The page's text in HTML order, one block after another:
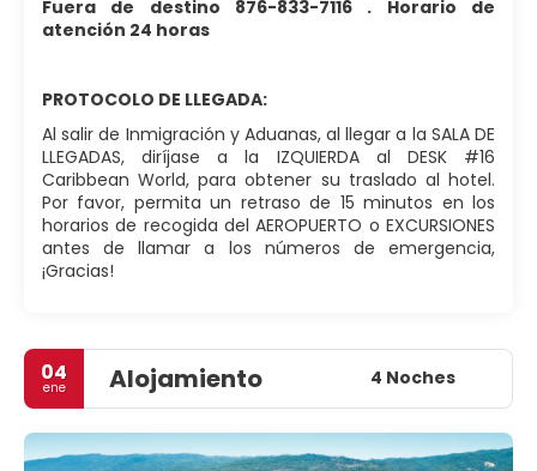
Fuera de destino 876-833-7116 . Horario de
atención 24 horas
PROTOCOLO DE LLEGADA:
Al salir de Inmigración y Aduanas, al llegar a la SALA DE
LLEGADAS, diríjase a la IZQUIERDA al DESK #16
Caribbean World, para obtener su traslado al hotel.
Por favor, permita un retraso de 15 minutos en los
horarios de recogida del AEROPUERTO o EXCURSIONES
antes de llamar a los números de emergencia,
¡Gracias!
04
ene Alojamiento 4 Noches